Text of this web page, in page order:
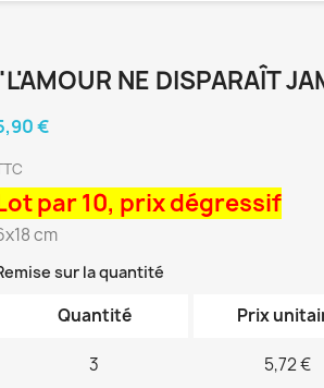
NE DISPARAÎT
€
par 10, prix dégressif
cm
sur la quantité
Quantité Prix
3 5,72 €